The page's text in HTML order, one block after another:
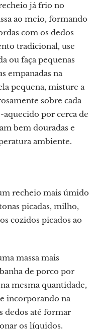
já frio no
ao meio, formando
com os dedos
tradicional, use
ou faça pequenas
empanadas na
pequena, misture a
sobre cada
aquecido por cerca de
bem douradas e
ambiente.
recheio mais úmido
picadas, milho,
cozidos picados ao
massa mais
de porco por
mesma quantidade,
incorporando na
dedos até formar
os líquidos.